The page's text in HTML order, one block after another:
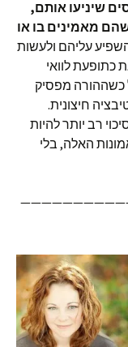
שיניעו אותם,
מאמינים בו או
עליהם ולעשות
כתופעת לוואי
כשההורה מפסיק
חיצונית.
רב יותר להיות
האלה, בלי